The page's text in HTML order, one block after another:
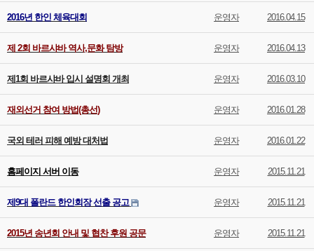
2016년 한인 체육대회 운영자 2016.04.15
제 2회 바르샤바 역사,문화 탐방 운영자 2016.04.13
제1회 바르샤바 입시 설명회 개최 운영자 2016.03.10
재외선거 참여 방법(총선) 운영자 2016.01.28
국외 테러 피해 예방 대처법 운영자 2016.01.22
홈페이지 서버 이동 운영자 2015.11.21
제9대 폴란드 한인회장 선출 공고 운영자 2015.11.21
2015년 송년회 안내 및 협찬 후원 공문 운영자 2015.11.21